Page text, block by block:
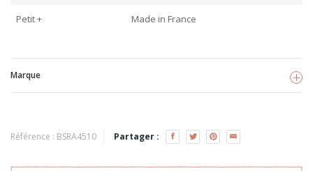
Petit + Made in France
Marque
Ratatam !
Voir les produits
Référence : BSRA4510 Partager :